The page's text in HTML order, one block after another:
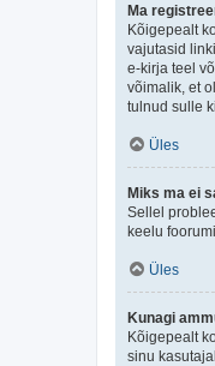
Ma
Kõigepealt
vajutasid
e-kirja teel
võimalik, et
tulnud sulle
Üles
Miks ma ei
Sellel
keelu
Üles
Kunagi
Kõigepealt
sinu